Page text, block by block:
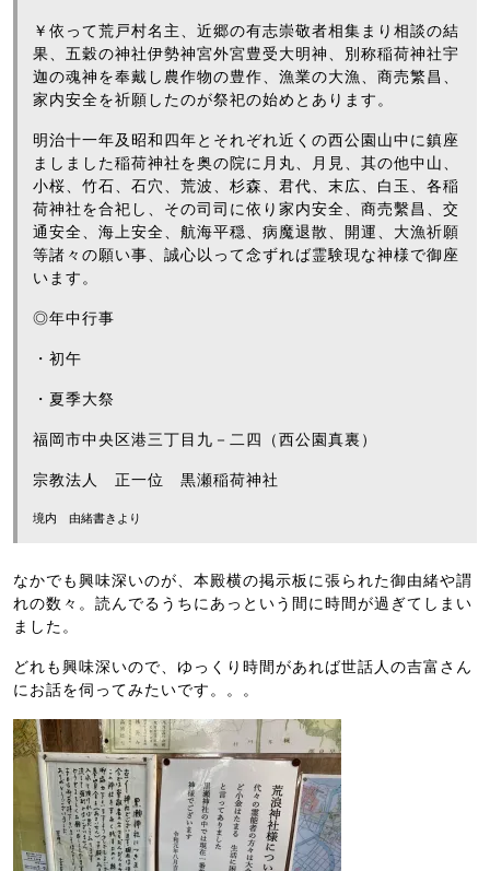
￥依って荒戸村名主、近郷の有志崇敬者相集まり相談の結
果、五穀の神社伊勢神宮外宮豊受大明神、別称稲荷神社宇
迦の魂神を奉戴し農作物の豊作、漁業の大漁、商売繁昌、
家内安全を祈願したのが祭祀の始めとあります。
明治十一年及昭和四年とそれぞれ近くの西公園山中に鎮座
ましました稲荷神社を奥の院に月丸、月見、其の他中山、
小桜、竹石、石穴、荒波、杉森、君代、末広、白玉、各稲
荷神社を合祀し、その司司に依り家内安全、商売繫昌、交
通安全、海上安全、航海平穏、病魔退散、開運、大漁祈願
等諸々の願い事、誠心以って念ずれば霊験現な神様で御座
います。
◎年中行事
・初午
・夏季大祭
福岡市中央区港三丁目九－二四（西公園真裏）
宗教法人 正一位 黒瀬稲荷神社
境内 由緒書きより
なかでも興味深いのが、本殿横の掲示板に張られた御由緒や謂
れの数々。読んでるうちにあっという間に時間が過ぎてしまい
ました。
どれも興味深いので、ゆっくり時間があれば世話人の吉富さん
にお話を伺ってみたいです。。。